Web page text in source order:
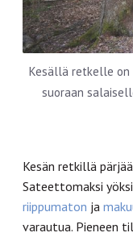
Kesällä retkelle on
suoraan
Kesän retkillä
Sateettomaksi
riippumaton ja
varautua. Pieneen